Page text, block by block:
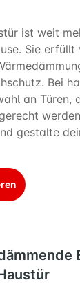
ist weit
Sie
Bei
an Türen,
gestalte